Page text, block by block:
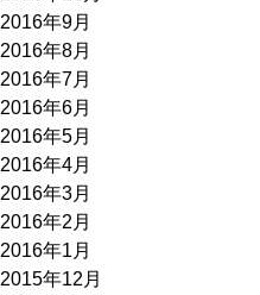
2016年9月
2016年8月
2016年7月
2016年6月
2016年5月
2016年4月
2016年3月
2016年2月
2016年1月
2015年12月